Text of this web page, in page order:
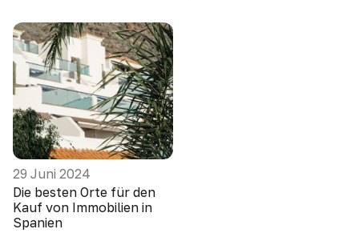
29 Juni 2024
Die besten Orte für den
Kauf von Immobilien in
Spanien